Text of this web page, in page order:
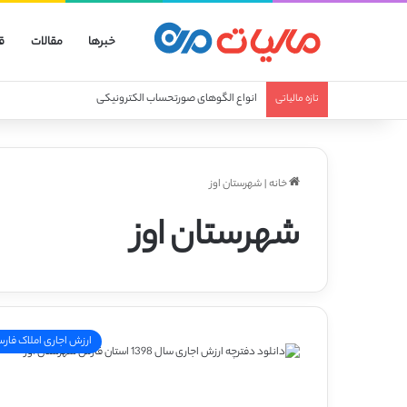
خبرها مقالات
تازه مالیاتی انواع الگوهای صورتحساب الکترونیکی
خانه|شهرستان اوز
شهرستان اوز
ارزش اجاری املاک